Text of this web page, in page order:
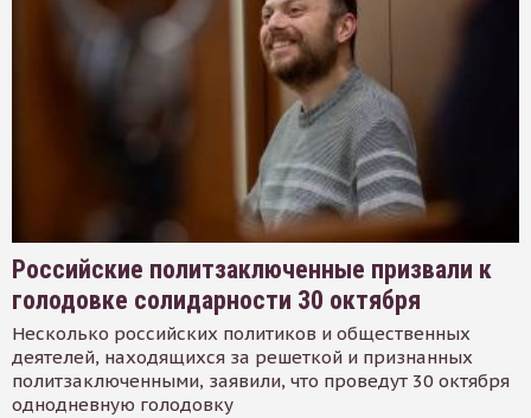
Российские политзаключенные призвали к
голодовке солидарности 30 октября
Несколько российских политиков и общественных
деятелей, находящихся за решеткой и признанных
политзаключенными, заявили, что проведут 30 октября
однодневную голодовку